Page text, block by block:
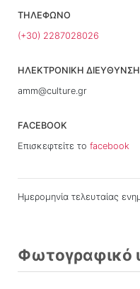
ΤΗΛΕΦΩΝΟ
(+30) 2287028026
ΗΛΕΚΤΡΟΝΙΚΗ ΔΙΕΥΘΥΝΣΗ
amm@culture.gr
FACEBOOK
Επισκεφτείτε το facebook
Ημερομηνία τελευταίας
Φωτογραφικό